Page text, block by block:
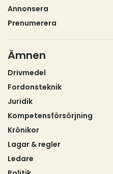
Annonsera
Prenumerera
Ämnen
Drivmedel
Fordonsteknik
Juridik
Kompetensförsörjning
Krönikor
Lagar & regler
Ledare